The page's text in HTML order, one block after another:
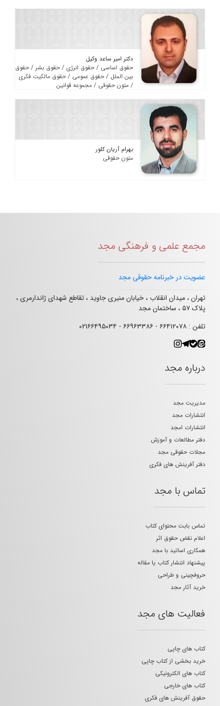
دکتر امیر ساعد وکیل
حقوق اساسی / حقوق انرژی / حقوق بشر / حقوق
بین الملل / حقوق عمومی / حقوق مالکیت فکری
/ متون حقوقی / مجموعه قوانین
بهرام آریان کلور
متون حقوقی
مجمع علمی و فرهنگی مجد
عضویت در خبرنامه حقوقی مجد
تهران ، میدان انقلاب ، خیابان منیری جاوید ، تقاطع شهدای ژاندارمری ،
پلاک ۵۷ ، ساختمان مجد
تلفن : ۶۶۴۱۲۰۷۸ - ۶۶۹۶۳۳۸۶ - ۰۲۱۶۶۴۹۵۰۳۴
درباره مجد
مدیریت مجد
انتشارات مجد
انتشارات امجد
دفتر مطالعات و آموزش
مجلات حقوقی مجد
دفتر آفرینش های فکری
تماس با مجد
تماس بابت محتوای کتاب
اعلام نقض حقوق اثر
همکاری اساتید با مجد
پیشنهاد انتشار کتاب یا مقاله
حروفچینی و طراحی
خرید آثار مجد
فعالیت های مجد
کتاب های چاپی
خرید بخشی از کتاب چاپی
کتاب های الکترونیکی
کتاب های خارجی
حقوق آفرینش های فکری